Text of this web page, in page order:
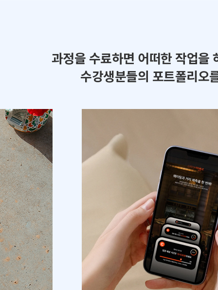
과정을 수료하면 어떠한 작업을
수강생분들의 포트폴리오